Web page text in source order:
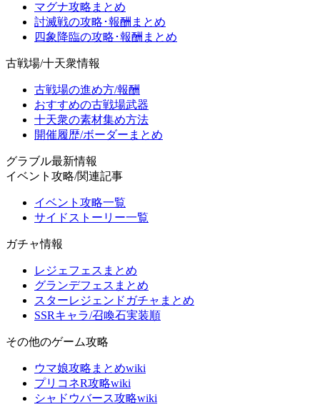
マグナ攻略まとめ
討滅戦の攻略･報酬まとめ
四象降臨の攻略･報酬まとめ
古戦場/十天衆情報
古戦場の進め方/報酬
おすすめの古戦場武器
十天衆の素材集め方法
開催履歴/ボーダーまとめ
グラブル最新情報
イベント攻略/関連記事
イベント攻略一覧
サイドストーリー一覧
ガチャ情報
レジェフェスまとめ
グランデフェスまとめ
スターレジェンドガチャまとめ
SSRキャラ/召喚石実装順
その他のゲーム攻略
ウマ娘攻略まとめwiki
プリコネR攻略wiki
シャドウバース攻略wiki